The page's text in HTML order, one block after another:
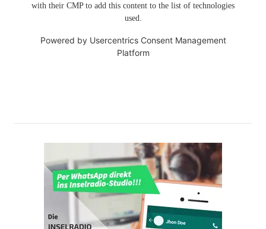
with their CMP to add this content to the list of technologies
used.
Powered by Usercentrics Consent Management
Platform